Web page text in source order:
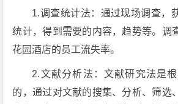
1.调查统计法：通过现场调查，
统计，得到需要的内容，趋势等。调
花园酒店的员工流失率。
2.文献分析法：文献研究法是
的，通过对文献的搜集、分析、筛选